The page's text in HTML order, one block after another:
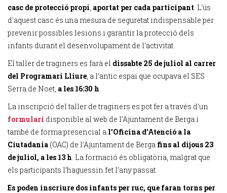
casc de protecció propi, aportat per cada participant. L'ús
d'aquest casc és una mesura de seguretat indispensable per
prevenir possibles lesions i garantir la protecció dels
infants durant el desenvolupament de l'activitat.
El taller de traginers es farà el dissabte 25 de juliol al carrer
del Programari Lliure, a l’antic espai que ocupava el SES
Serra de Noet, a les 16:30 h.
La inscripció del taller de traginers es pot fer a través d’un
formulari disponible al web de l’Ajuntament de Berga i
també de forma presencial al’Oficina d’Atenció a la
Ciutadania (OAC) de l’Ajuntament de Berga fins al dijous 23
de juliol, a les 13 h. La formació és obligatòria, malgrat que
els participants l’haguessin fet l’any passat.
Es poden inscriure dos infants per ruc, que faran torns per